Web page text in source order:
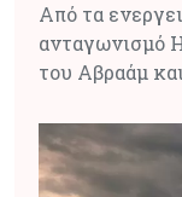
Από τα
ανταγωνισμό
του Αβραάμ